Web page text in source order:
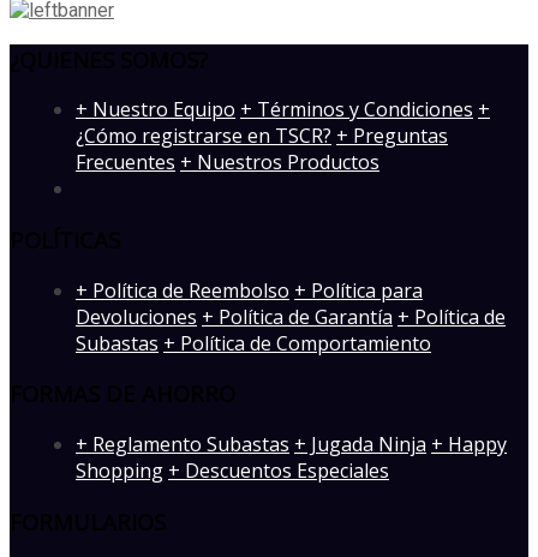
­+ Nuestro Equipo + Términos y Condiciones +
¿Cómo registrarse en TSCR? + Preguntas
Frecuentes + Nuestros Productos
+ Política de Reembolso + Política para
Devoluciones + Política de Garantía + Política de
Subastas + Política de Comportamiento
+ Reglamento Subastas + Jugada Ninja + Happy
Shopping + Descuentos Especiales